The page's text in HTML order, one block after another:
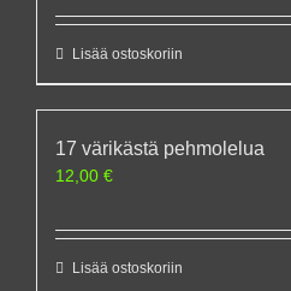
Lisää ostoskoriin
17 värikästä pehmolelua
12,00 €
Lisää ostoskoriin